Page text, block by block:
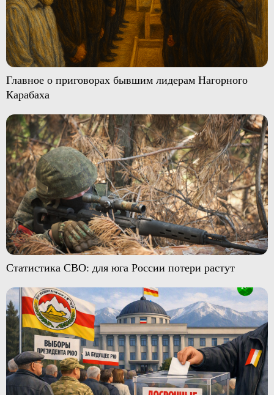
Главное о приговорах бывшим лидерам Нагорного
Карабаха
Статистика СВО: для юга России потери растут